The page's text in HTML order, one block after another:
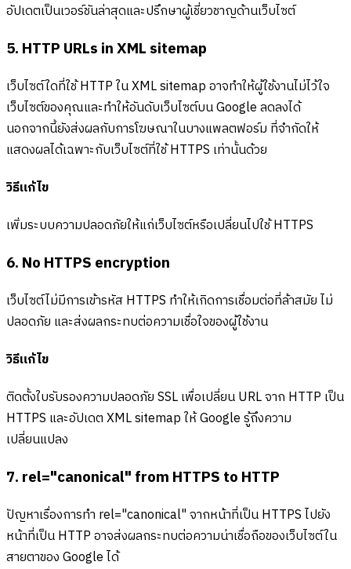
อัปเดตเป็นเวอร์ชันล่าสุดและปรึกษาผู้เชี่ยวชาญด้านเว็บไซต์
5. HTTP URLs in XML sitemap
เว็บไซต์ใดที่ใช้ HTTP ใน XML sitemap อาจทำให้ผู้ใช้งานไม่ไว้ใจ
เว็บไซต์ของคุณและทำให้อันดับเว็บไซต์บน Google ลดลงได้
นอกจากนี้ยังส่งผลกับการโฆษณาในบางแพลตฟอร์ม ที่จำกัดให้
แสดงผลได้เฉพาะกับเว็บไซต์ที่ใช้ HTTPS เท่านั้นด้วย
วิธีแก้ไข
เพิ่มระบบความปลอดภัยให้แก่เว็บไซต์หรือเปลี่ยนไปใช้ HTTPS
6. No HTTPS encryption
เว็บไซต์ไม่มีการเข้ารหัส HTTPS ทำให้เกิดการเชื่อมต่อที่ล้าสมัย ไม่
ปลอดภัย และส่งผลกระทบต่อความเชื่อใจของผู้ใช้งาน
วิธีแก้ไข
ติดตั้งใบรับรองความปลอดภัย SSL เพื่อเปลี่ยน URL จาก HTTP เป็น
HTTPS และอัปเดต XML sitemap ให้ Google รู้ถึงความ
เปลี่ยนแปลง
7. rel="canonical" from HTTPS to HTTP
ปัญหาเรื่องการทำ rel="canonical" จากหน้าที่เป็น HTTPS ไปยัง
หน้าที่เป็น HTTP อาจส่งผลกระทบต่อความน่าเชื่อถือของเว็บไซต์ใน
สายตาของ Google ได้